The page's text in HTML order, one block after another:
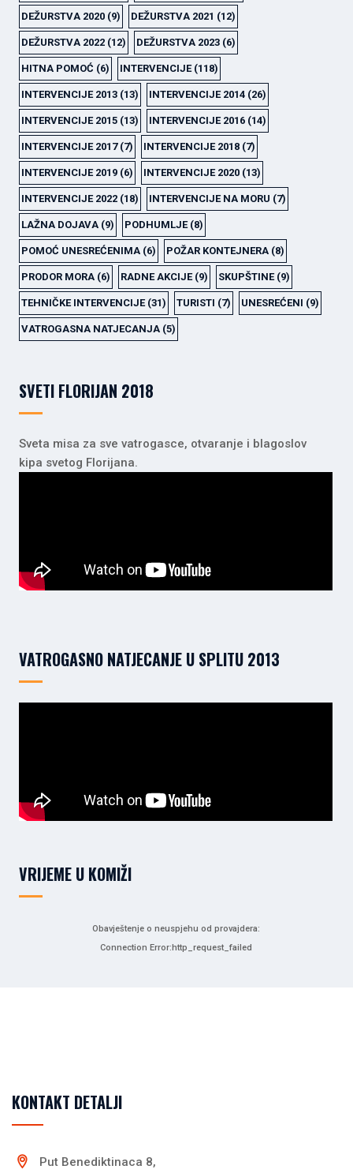
DEŽURSTVA 2020 (9) DEŽURSTVA 2021 (12)
DEŽURSTVA 2022 (12) DEŽURSTVA 2023 (6)
HITNA POMOĆ (6) INTERVENCIJE(118)
INTERVENCIJE 2013 (13) INTERVENCIJE 2014 (26)
INTERVENCIJE 2015 (13) INTERVENCIJE 2016 (14)
INTERVENCIJE 2017(7) INTERVENCIJE 2018 (7)
INTERVENCIJE 2019 (6) INTERVENCIJE 2020 (13)
INTERVENCIJE 2022 (18) INTERVENCIJE NA MORU (7)
LAŽNA DOJAVA (9) PODHUMLJE(8)
POMOĆ UNESREĆENIMA (6) POŽAR KONTEJNERA (8)
PRODOR MORA (6) RADNE AKCIJE(9) SKUPŠTINE(9)
TEHNIČKE INTERVENCIJE(31) TURISTI (7) UNESREĆENI (9)
VATROGASNA NATJECANJA (5)
SVETI FLORIJAN 2018
Sveta misa za sve vatrogasce, otvaranje i blagoslov
kipa svetog Florijana.
VATROGASNO NATJECANJE U SPLITU 2013
VRIJEME U KOMIŽI
Obavještenje o neuspjehu od provajdera:
Connection Error:http_request_failed
KONTAKT DETALJI
Put Benediktinaca 8,